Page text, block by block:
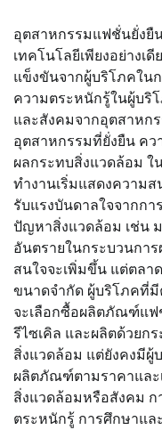
อุตสาหกรรมแฟชั่นยั่งยื
เทคโนโลยีเพียงอย่างเ
แข็งขันจากผู้บริโภคใน
ความตระหนักรู้ในผู้บริ
และสังคมจากอุตสาหก
อุตสาหกรรมที่ยั่งยืน คว
ผลกระทบสิ่งแวดล้อม ใ
ทำงานเริ่มแสดงความ
รับแรงบันดาลใจจากก
ปัญหาสิ่งแวดล้อม เช่น
อันตรายในกระบวนการ
สนใจจะเพิ่มขึ้น แต่ตลา
ขนาดจำกัด ผู้บริโภคที่มี
จะเลือกซื้อผลิตภัณฑ์แ
รีไซเคิล และผลิตด้วยก
สิ่งแวดล้อม แต่ยังคงมีผู้
ผลิตภัณฑ์ตามราคาและ
สิ่งแวดล้อมหรือสังคม ก
ตระหนักรู้ การศึกษาแล